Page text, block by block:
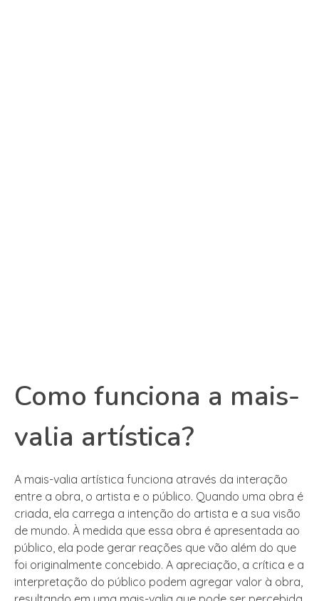
Como funciona a mais-
valia artística?
A mais-valia artística funciona através da interação
entre a obra, o artista e o público. Quando uma obra é
criada, ela carrega a intenção do artista e a sua visão
de mundo. À medida que essa obra é apresentada ao
público, ela pode gerar reações que vão além do que
foi originalmente concebido. A apreciação, a crítica e a
interpretação do público podem agregar valor à obra,